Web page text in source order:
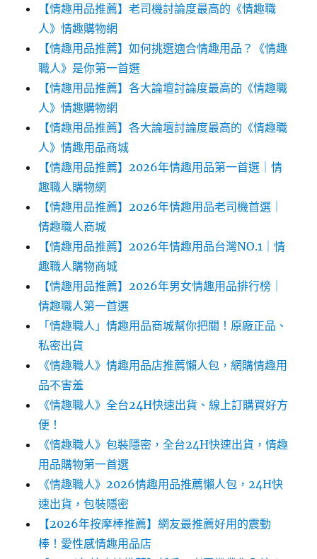
【情趣用品推薦】老司機討論度最高的《情趣職
人》情趣購物網
【情趣用品推薦】如何挑選適合情趣用品？《情趣
職人》是你第一首選
【情趣用品推薦】各大論壇討論度最高的《情趣職
人》情趣購物網
【情趣用品推薦】各大論壇討論度最高的《情趣職
人》情趣用品商城
【情趣用品推薦】2026年情趣用品第一首選｜情
趣職人購物網
【情趣用品推薦】2026年情趣用品老司機首選｜
情趣職人商城
【情趣用品推薦】2026年情趣用品台灣NO.1｜情
趣職人購物商城
【情趣用品推薦】2026年男女情趣用品排行榜｜
情趣職人第一首選
「情趣職人」情趣用品商城幫你把關！原廠正品、
私密出貨
《情趣職人》情趣用品店推薦懶人包，網購情趣用
品不害羞
《情趣職人》全台24H快速出貨、線上訂購買好方
便！
《情趣職人》包裝隱密，全台24H快速出貨，情趣
用品購物第一首選
《情趣職人》2026情趣用品推薦懶人包，24H快
速出貨，包裝隱密
【2026年按摩棒推薦】網友最推薦好用的震動
棒！愛性感情趣用品店